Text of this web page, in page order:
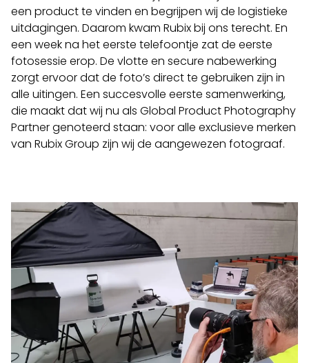
een product te vinden en begrijpen wij de logistieke
uitdagingen. Daarom kwam Rubix bij ons terecht. En
een week na het eerste telefoontje zat de eerste
fotosessie erop. De vlotte en secure nabewerking
zorgt ervoor dat de foto’s direct te gebruiken zijn in
alle uitingen. Een succesvolle eerste samenwerking,
die maakt dat wij nu als Global Product Photography
Partner genoteerd staan: voor alle exclusieve merken
van Rubix Group zijn wij de aangewezen fotograaf.